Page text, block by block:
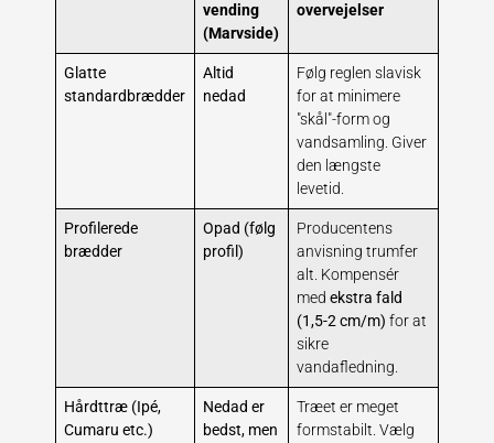
vending
(Marvside)
overvejelser
Glatte
standardbrædder
Altid
nedad
Følg reglen slavisk
for at minimere
"skål"-form og
vandsamling. Giver
den længste
levetid.
Profilerede
brædder
Opad (følg
profil)
Producentens
anvisning trumfer
alt. Kompensér
medekstra fald
(1,5-2 cm/m) for at
sikre
vandafledning.
Hårdttræ (Ipé,
Cumaru etc.)
Nedad er
bedst, men
Træet er meget
formstabilt. Vælg